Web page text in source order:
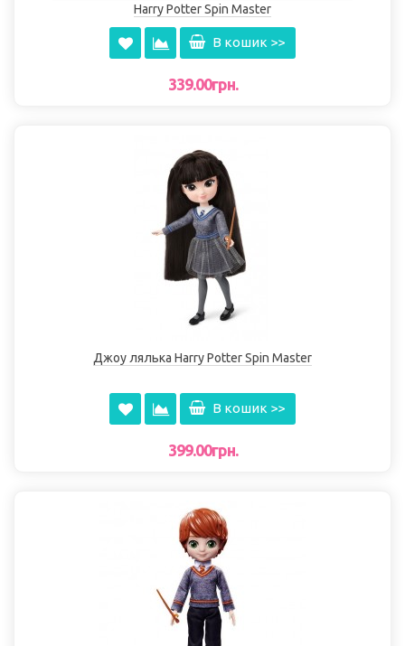
Harry Potter Spin Master
В кошик >>
339.00грн.
Джоу лялька Harry Potter Spin Master
В кошик >>
399.00грн.